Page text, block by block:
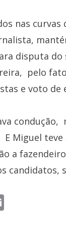
nas curvas
disputa
pelo
e voto de
Miguel
a
candidatos,
E